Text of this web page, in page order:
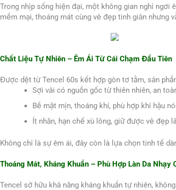
Trong nhịp sống hiện đại, một không gian nghỉ ngơi
mềm mại, thoáng mát cùng vẻ đẹp tinh giản nhưng
Chất Liệu Tự Nhiên – Êm Ái Từ Cái Chạm Đầu Tiên
Được dệt từ Tencel 60s kết hợp gòn tơ tằm, sản
Sợi vải có nguồn gốc từ thiên nhiên, an
Bề mặt mịn, thoáng khí, phù hợp khí hậu
Ít nhăn, hạn chế xù lông, giữ được vẻ đẹp
Không chỉ là sự êm ái, đây còn là lựa chọn tinh tế
Thoáng Mát, Kháng Khuẩn – Phù Hợp Làn Da Nhạy
Tencel sở hữu khả năng kháng khuẩn tự nhiên,